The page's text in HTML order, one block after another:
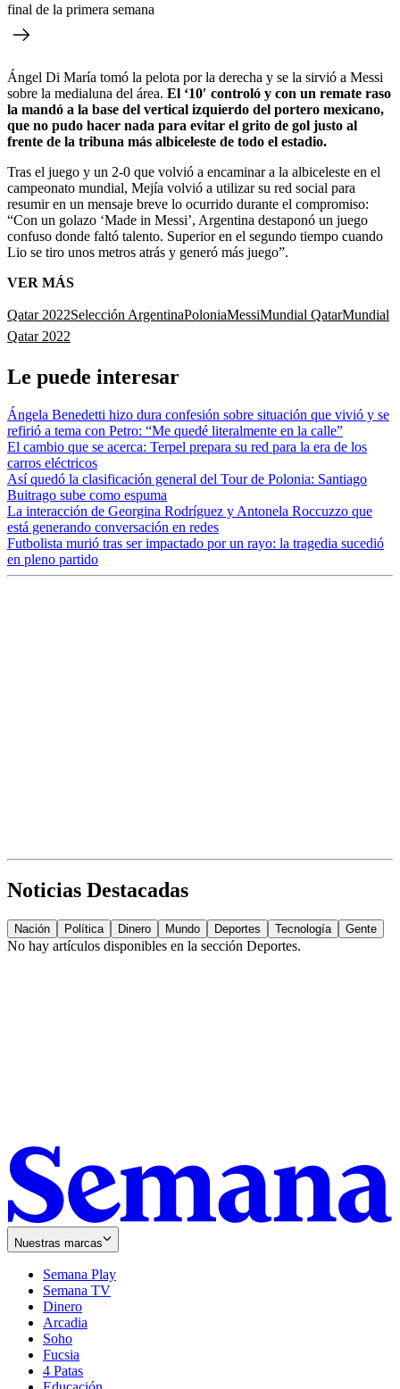
final de la primera semana
Ángel Di María tomó la pelota por la derecha y se la sirvió a Messi
sobre la medialuna del área. El ‘10′ controló y con un remate raso
la mandó a la base del vertical izquierdo del portero mexicano,
que no pudo hacer nada para evitar el grito de gol justo al
frente de la tribuna más albiceleste de todo el estadio.
Tras el juego y un 2-0 que volvió a encaminar a la albiceleste en el
campeonato mundial, Mejía volvió a utilizar su red social para
resumir en un mensaje breve lo ocurrido durante el compromiso:
“Con un golazo ‘Made in Messi’, Argentina destaponó un juego
confuso donde faltó talento. Superior en el segundo tiempo cuando
Lio se tiro unos metros atrás y generó más juego”.
VER MÁS
Qatar 2022Selección ArgentinaPoloniaMessiMundial QatarMundial
Qatar 2022
Le puede interesar
Ángela Benedetti hizo dura confesión sobre situación que vivió y se
refirió a tema con Petro: “Me quedé literalmente en la calle”
El cambio que se acerca: Terpel prepara su red para la era de los
carros eléctricos
Así quedó la clasificación general del Tour de Polonia: Santiago
Buitrago sube como espuma
La interacción de Georgina Rodríguez y Antonela Roccuzzo que
está generando conversación en redes
Futbolista murió tras ser impactado por un rayo: la tragedia sucedió
en pleno partido
Noticias Destacadas
Nación Política Dinero Mundo Deportes Tecnología Gente
No hay artículos disponibles en la sección Deportes.
Nuestras marcas
Semana Play
Semana TV
Dinero
Arcadia
Soho
in
new
Fucsia
in
4 Patas